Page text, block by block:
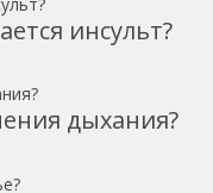
инсульт?
дыхания?